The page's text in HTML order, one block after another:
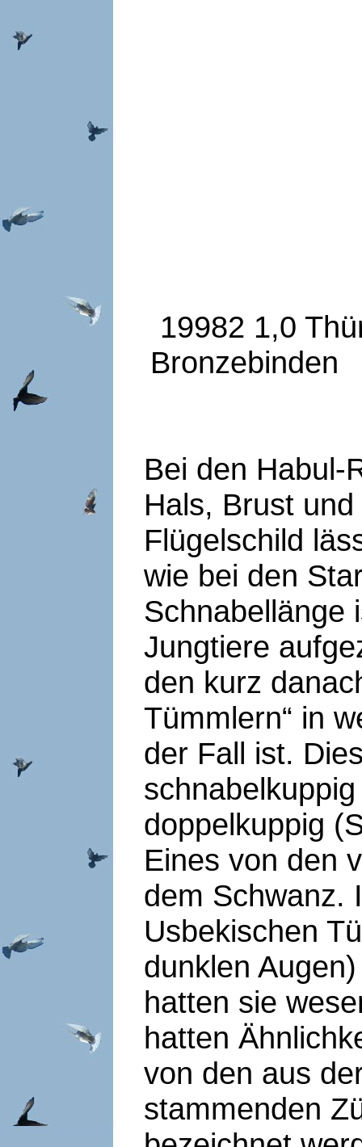
19982 1,0
Bei den Habul-
Hals, Brust
Flügelschild
wie bei den
Schnabellänge
Jungtiere
den kurz
Tümmlern“ in
der Fall ist.
doppelkuppig
Eines von den
dem Schwanz.
Usbekischen
dunklen
hatten sie
hatten
von den aus
stammenden